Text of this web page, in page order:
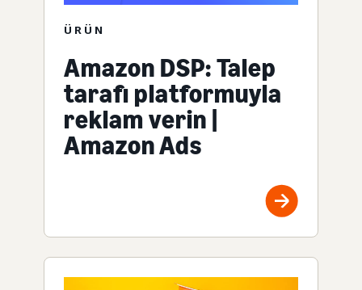
ÜRÜN
Amazon DSP: Talep
tarafı platformuyla
reklam verin |
Amazon Ads